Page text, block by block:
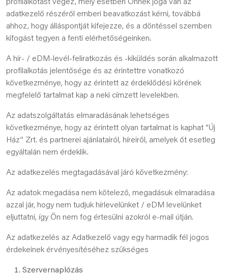
profilalkotást végez, mely esetben Önnek joga van az
adatkezelő részéről emberi beavatkozást kérni, továbbá
ahhoz, hogy álláspontját kifejezze, és a döntéssel szemben
kifogást tegyen a fenti elérhetőségeinken.
A hír- / eDM-levél-feliratkozás és -kiküldés során alkalmazott
profilalkotás jelentősége és az érintettre vonatkozó
következménye, hogy az érintett az érdeklődési körének
megfelelő tartalmat kap a neki címzett levelekben.
Az adatszolgáltatás elmaradásának lehetséges
következménye, hogy az érintett olyan tartalmat is kaphat “Új
Ház” Zrt. és partnerei ajánlatairól, híreiről, amelyek őt esetleg
egyáltalán nem érdeklik.
Az adatkezelés megtagadásával járó következmény:
Az adatok megadása nem kötelező, megadásuk elmaradása
azzal jár, hogy nem tudjuk hírlevelünket / eDM levelünket
eljuttatni, így Ön nem fog értesülni azokról e-mail útján.
Az adatkezelés az Adatkezelő vagy egy harmadik fél jogos
érdekeinek érvényesítéséhez szükséges
​Szervernaplózás